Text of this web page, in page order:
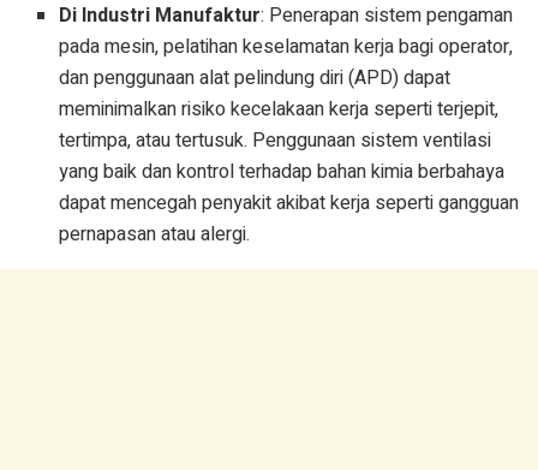
Di Industri Manufaktur: Penerapan sistem pengaman
pada mesin, pelatihan keselamatan kerja bagi operator,
dan penggunaan alat pelindung diri (APD) dapat
meminimalkan risiko kecelakaan kerja seperti terjepit,
tertimpa, atau tertusuk. Penggunaan sistem ventilasi
yang baik dan kontrol terhadap bahan kimia berbahaya
dapat mencegah penyakit akibat kerja seperti gangguan
pernapasan atau alergi.